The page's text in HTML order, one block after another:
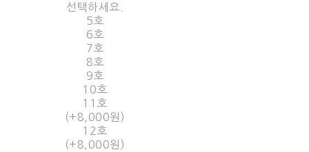
선택하세요.
5호
6호
7호
8호
9호
10호
11호
(+8,000원)
12호
(+8,000원)